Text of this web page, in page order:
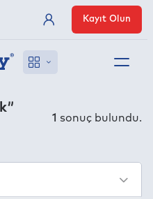
Üye Girişi
Kayıt Olun
1 sonuç bulundu.